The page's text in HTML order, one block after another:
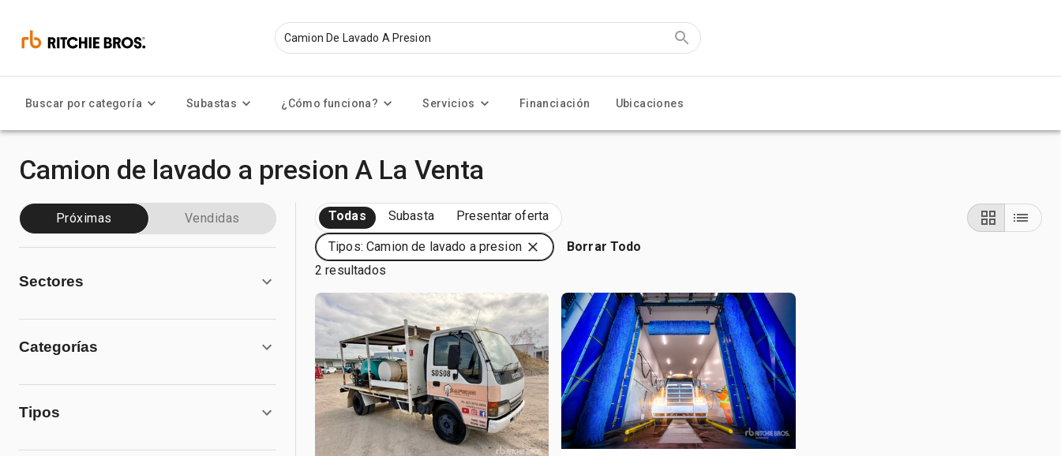
Buscar por categoría Subastas ¿Cómo funciona? Servicios Financiación Ubicaciones
Camion de lavado a presion A La Venta
Próximas Vendidas
Sectores
Categorías
Tipos
Todas Subasta Presentar oferta
Tipos: Camion de lavado a presion
Borrar Todo
2 resultados